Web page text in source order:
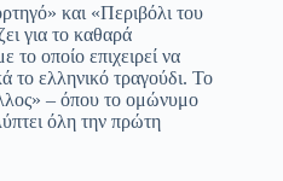
και «Περιβόλι του
για το καθαρά
οποίο επιχειρεί να
το ελληνικό τραγούδι. Το
– όπου το ομώνυμο
όλη την πρώτη